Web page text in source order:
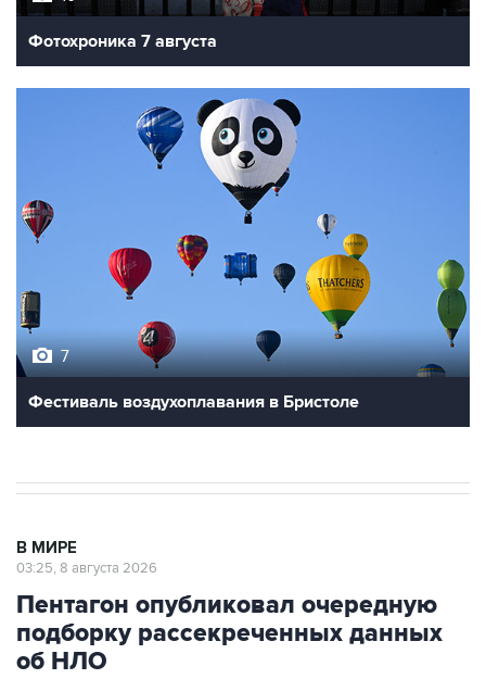
Фотохроника 7 августа
7
Фестиваль воздухоплавания в Бристоле
В МИРЕ
03:25, 8 августа 2026
Пентагон опубликовал очередную
подборку рассекреченных данных
об НЛО